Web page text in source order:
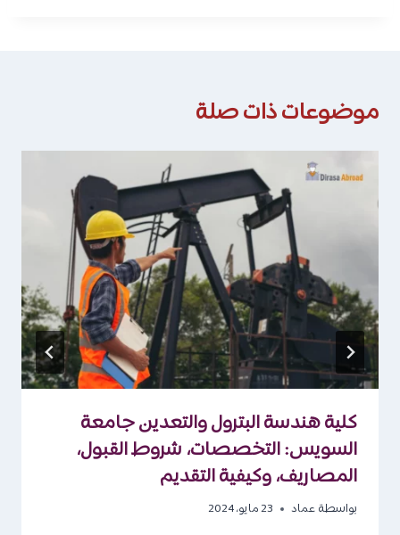
موضوعات ذات صلة
كلية هندسة البترول والتعدين جامعة
السويس: التخصصات، شروط القبول،
المصاريف، وكيفية التقديم
بواسطة عماد 23 مايو، 2024